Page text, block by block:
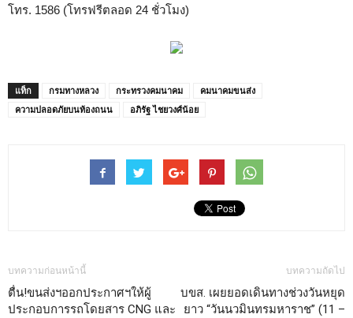
โทร. 1586 (โทรฟรีตลอด 24 ชั่วโมง)
แท็ก กรมทางหลวง กระทรวงคมนาคม
คมนาคมขนส่ง
ความปลอดภัยบนท้องถนน
อภิรัฐ ไชยวงศ์น้อย
บทความก่อนหน้านี้
ตื่น!ขนส่งฯออกประกาศฯให้ผู้
ประกอบการรถโดยสาร CNG และ
บทความถัดไป
บขส. เผยยอดเดินทางช่วงวันหยุด
ยาว “วันนวมินทรมหาราช” (11 –